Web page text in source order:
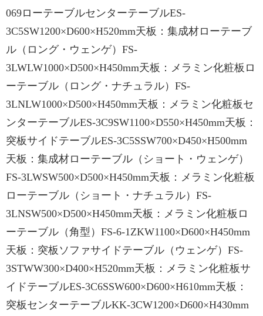
069ローテーブルセンターテーブルES-
3C5SW1200×D600×H520mm天板：集成材ローテーブ
ル（ロング・ウェンゲ）FS-
3LWLW1000×D500×H450mm天板：メラミン化粧板ロ
ーテーブル（ロング・ナチュラル）FS-
3LNLW1000×D500×H450mm天板：メラミン化粧板セ
ンターテーブルES-3C9SW1100×D550×H450mm天板：
突板サイドテーブルES-3C5SSW700×D450×H500mm
天板：集成材ローテーブル（ショート・ウェンゲ）
FS-3LWSW500×D500×H450mm天板：メラミン化粧板
ローテーブル（ショート・ナチュラル）FS-
3LNSW500×D500×H450mm天板：メラミン化粧板ロ
ーテーブル（角型）FS-6-1ZKW1100×D600×H450mm
天板：突板ソファサイドテーブル（ウェンゲ）FS-
3STWW300×D400×H520mm天板：メラミン化粧板サ
イドテーブルES-3C6SSW600×D600×H610mm天板：
突板センターテーブルKK-3CW1200×D600×H430mm